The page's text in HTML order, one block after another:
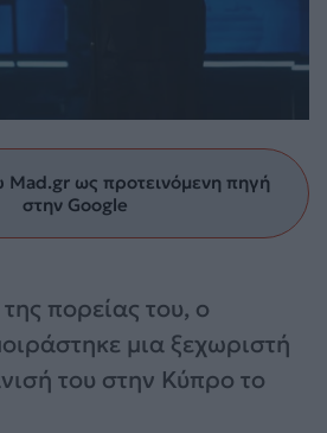
Mad.gr ως προτεινόμενη πηγή
στην Google
πορείας του, ο
μια ξεχωριστή
του στην Κύπρο το